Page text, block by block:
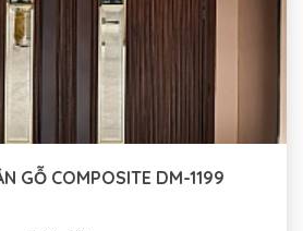
GỖ COMPOSITE DM-1199